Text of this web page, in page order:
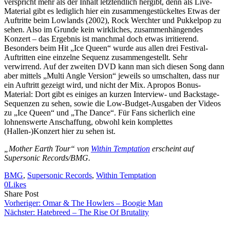
verspricht mehr als der Inhalt letztendlich hergibt, denn als Live-
Material gibt es lediglich hier ein zusammengestückeltes Etwas der
Auftritte beim Lowlands (2002), Rock Werchter und Pukkelpop zu
sehen. Also im Grunde kein wirkliches, zusammenhängendes
Konzert – das Ergebnis ist manchmal doch etwas irritierend.
Besonders beim Hit „Ice Queen“ wurde aus allen drei Festival-
Auftritten eine einzelne Sequenz zusammengestellt. Sehr
verwirrend. Auf der zweiten DVD kann man sich diesen Song dann
aber mittels „Multi Angle Version“ jeweils so umschalten, dass nur
ein Auftritt gezeigt wird, und nicht der Mix. Apropos Bonus-
Material: Dort gibt es einiges an kurzen Interview- und Backstage-
Sequenzen zu sehen, sowie die Low-Budget-Ausgaben der Videos
zu „Ice Queen“ und „The Dance“. Für Fans sicherlich eine
lohnenswerte Anschaffung, obwohl kein komplettes
(Hallen-)Konzert hier zu sehen ist.
„Mother Earth Tour“ von Within Temptation erscheint auf
Supersonic Records/BMG.
BMG, Supersonic Records, Within Temptation
0Likes
Share PostShare
on
Facebook
Copy
URL
to
Send
Link
via
Vorheriger: Omar & The Howlers – Boogie Man
Nächster: Hatebreed – The Rise Of Brutality